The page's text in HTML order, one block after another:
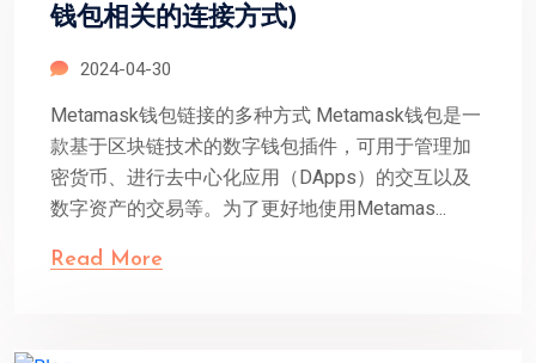
钱包相关的连接方式)
2024-04-30
Metamask钱包链接的多种方式 Metamask钱包是一
款基于区块链技术的数字钱包插件，可用于管理加
密货币、进行去中心化应用（DApps）的交互以及
数字资产的交易等。为了更好地使用Metamas...
Read More